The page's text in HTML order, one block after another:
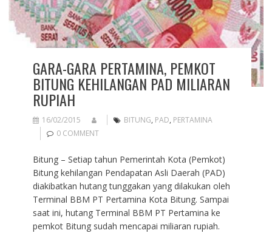
GARA-GARA PERTAMINA, PEMKOT
BITUNG KEHILANGAN PAD MILIARAN
RUPIAH
16/02/2015 BITUNG, PAD, PERTAMINA
0 COMMENT
Bitung – Setiap tahun Pemerintah Kota (Pemkot)
Bitung kehilangan Pendapatan Asli Daerah (PAD)
diakibatkan hutang tunggakan yang dilakukan oleh
Terminal BBM PT Pertamina Kota Bitung. Sampai
saat ini, hutang Terminal BBM PT Pertamina ke
pemkot Bitung sudah mencapai miliaran rupiah.